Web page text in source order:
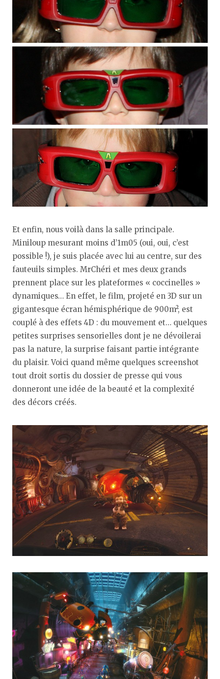
Et enfin, nous voilà dans la salle principale.
Miniloup mesurant moins d’1m05 (oui, oui, c’est
possible !), je suis placée avec lui au centre, sur des
fauteuils simples. MrChéri et mes deux grands
prennent place sur les plateformes « coccinelles »
dynamiques… En effet, le film, projeté en 3D sur un
gigantesque écran hémisphérique de 900m², est
couplé à des effets 4D : du mouvement et… quelques
petites surprises sensorielles dont je ne dévoilerai
pas la nature, la surprise faisant partie intégrante
du plaisir. Voici quand même quelques screenshot
tout droit sortis du dossier de presse qui vous
donneront une idée de la beauté et la complexité
des décors créés.